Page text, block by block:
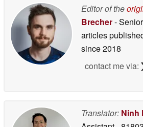
Editor of the
Brecher-
articles
since 2018
contact me via:
Translator: Ninh